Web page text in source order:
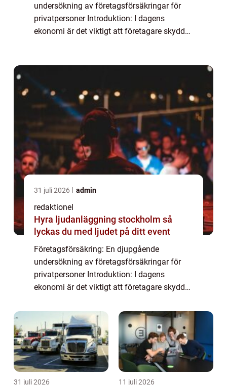
undersökning av företagsförsäkringar för
privatpersoner Introduktion: I dagens
ekonomi är det viktigt att företagare skyddar
31 juli 2026 admin
redaktionel
Hyra ljudanläggning stockholm så
lyckas du med ljudet på ditt event
Företagsförsäkring: En djupgående
undersökning av företagsförsäkringar för
privatpersoner Introduktion: I dagens
ekonomi är det viktigt att företagare skyddar
skador. Företagsförsäkringar spelar en
avgöran...
31 juli 2026 11 juli 2026